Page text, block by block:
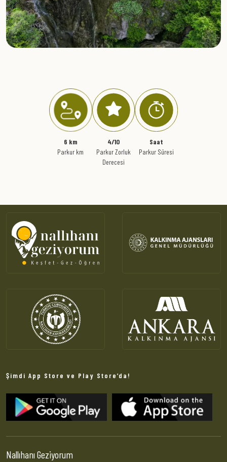
6 km
Parkur km
4/10
Parkur Zorluk
Derecesi
Saat
Parkur Süresi
Şimdi App Store ve Play Store’da!
Nallıhanı Geziyorum